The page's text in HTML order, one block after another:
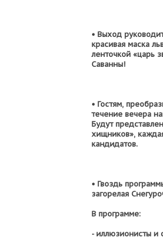
• Выход
красивая маска
ленточкой «царь
Саванны!
• Гостям,
течение вечера
Будут
хищников»,
кандидатов.
• Гвоздь
загорелая
В программе:
- иллюзионисты и